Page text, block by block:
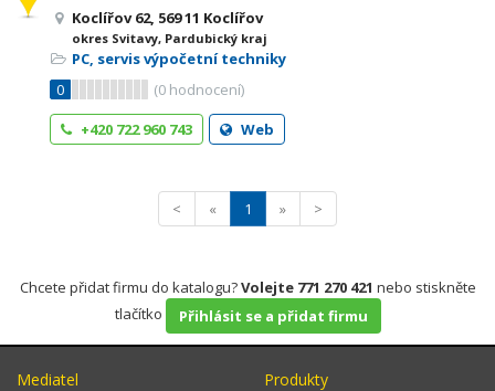
Koclířov 62, 569 11 Koclířov
okres Svitavy, Pardubický kraj
PC, servis výpočetní techniky
0
(0 hodnocení)
+420 722 960 743
Web
< « 1 » >
Chcete přidat firmu do katalogu?Volejte 771 270 421 nebo stiskněte
tlačítko
Přihlásit se a přidat firmu
Mediatel Produkty